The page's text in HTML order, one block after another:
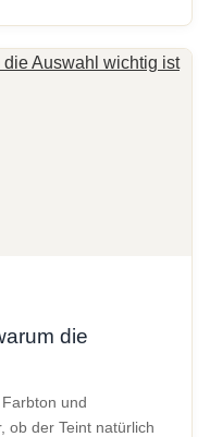
die
und
ob der Teint natürlich